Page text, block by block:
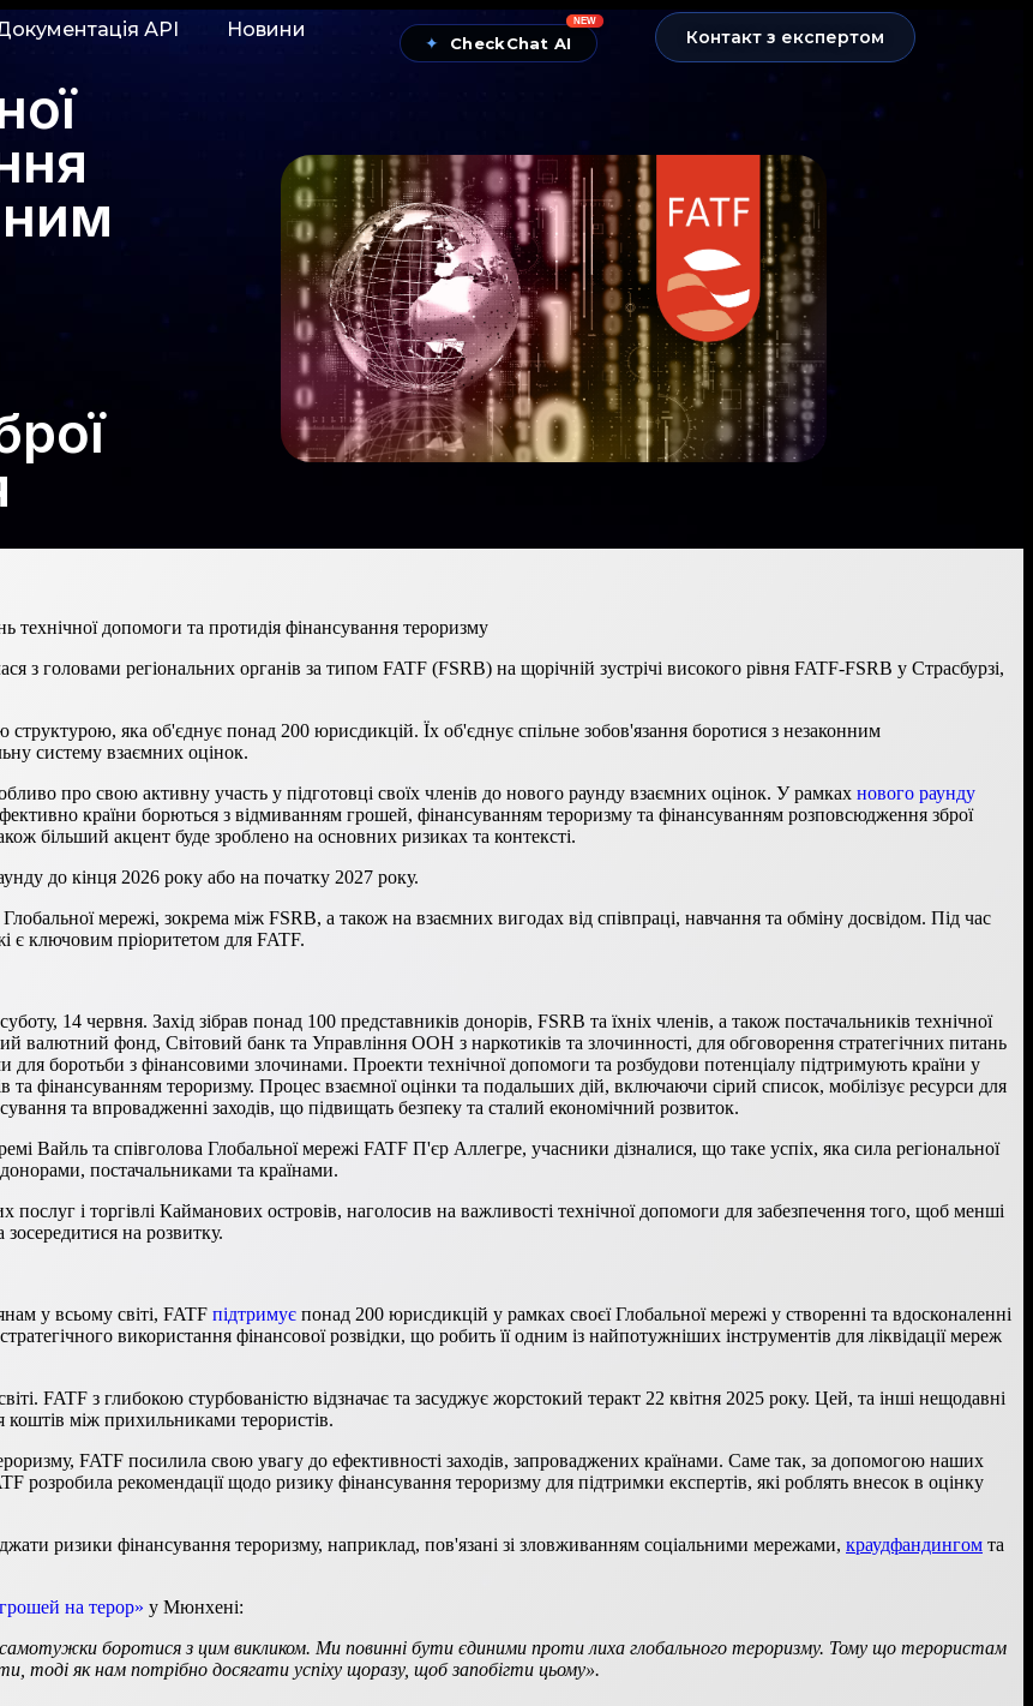
АРІ Новини
✦ CheckChat AI
NEW
Контакт з експертом
технічної допомоги та протидія фінансування тероризму
з головами регіональних органів за типом FATF (FSRB) на щорічній зустрічі високого рівня FATF-FSRB у Страсбурзі,
яка об'єднує понад 200 юрисдикцій. Їх об'єднує спільне зобов'язання боротися з незаконним
систему взаємних оцінок.
про свою активну участь у підготовці своїх членів до нового раунду взаємних оцінок. У рамках нового раунду
країни борються з відмиванням грошей, фінансуванням тероризму та фінансуванням розповсюдження зброї
більший акцент буде зроблено на основних ризиках та контексті.
до кінця 2026 року або на початку 2027 року.
мережі, зокрема між FSRB, а також на взаємних вигодах від співпраці, навчання та обміну досвідом. Під час
є ключовим пріоритетом для FATF.
14 червня. Захід зібрав понад 100 представників донорів, FSRB та їхніх членів, а також постачальників технічної
валютний фонд, Світовий банк та Управління ООН з наркотиків та злочинності, для обговорення стратегічних питань
боротьби з фінансовими злочинами. Проекти технічної допомоги та розбудови потенціалу підтримують країни у
та фінансуванням тероризму. Процес взаємної оцінки та подальших дій, включаючи сірий список, мобілізує ресурси для
та впровадженні заходів, що підвищать безпеку та сталий економічний розвиток.
Вайль та співголова Глобальної мережі FATF П'єр Аллегре, учасники дізналися, що таке успіх, яка сила регіональної
постачальниками та країнами.
послуг і торгівлі Кайманових островів, наголосив на важливості технічної допомоги для забезпечення того, щоб менші
на розвитку.
у всьому світі, FATF підтримує понад 200 юрисдикцій у рамках своєї Глобальної мережі у створенні та вдосконаленні
використання фінансової розвідки, що робить її одним із найпотужніших інструментів для ліквідації мереж
FATF з глибокою стурбованістю відзначає та засуджує жорстокий теракт 22 квітня 2025 року. Цей, та інші нещодавні
коштів між прихильниками терористів.
FATF посилила свою увагу до ефективності заходів, запроваджених країнами. Саме так, за допомогою наших
розробила рекомендації щодо ризику фінансування тероризму для підтримки експертів, які роблять внесок в оцінку
ризики фінансування тероризму, наприклад, пов'язані зі зловживанням соціальними мережами, краудфандингом та
на терор» у Мюнхені:
боротися з цим викликом. Ми повинні бути єдиними проти лиха глобального тероризму. Тому що терористам
тоді як нам потрібно досягати успіху щоразу, щоб запобігти цьому».